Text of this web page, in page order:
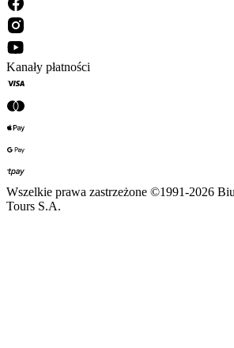
Kanały płatności
Wszelkie prawa zastrzeżone ©1991-2026
Tours S.A.